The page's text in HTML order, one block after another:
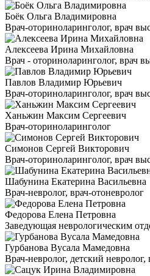
Боёк Ольга Владимировна
Врач-оториноларинголог, врач
Алексеева Ирина Михайловна
Врач - оториноларинголог, врач
Павлов Владимир Юрьевич
Врач-оториноларинголог, врач
Ханьжин Максим Сергеевич
Врач-оториноларинголог
Симонов Сергей Викторович
Врач-оториноларинголог, врач
Шабунина Екатерина Васильевна
Врач-невролог, врач-отоневролог
Федорова Елена Петровна
Заведующая неврологическим
Гурбанова Вусала Мамедовна
Врач-невролог, детский невролог,